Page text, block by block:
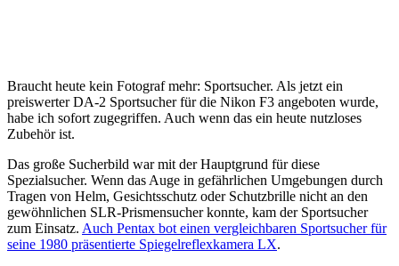
Braucht heute kein Fotograf mehr: Sportsucher. Als jetzt ein
preiswerter DA-2 Sportsucher für die Nikon F3 angeboten wurde,
habe ich sofort zugegriffen. Auch wenn das ein heute nutzloses
Zubehör ist.
Das große Sucherbild war mit der Hauptgrund für diese
Spezialsucher. Wenn das Auge in gefährlichen Umgebungen durch
Tragen von Helm, Gesichtsschutz oder Schutzbrille nicht an den
gewöhnlichen SLR-Prismensucher konnte, kam der Sportsucher
zum Einsatz. Auch Pentax bot einen vergleichbaren Sportsucher für
seine 1980 präsentierte Spiegelreflexkamera LX.